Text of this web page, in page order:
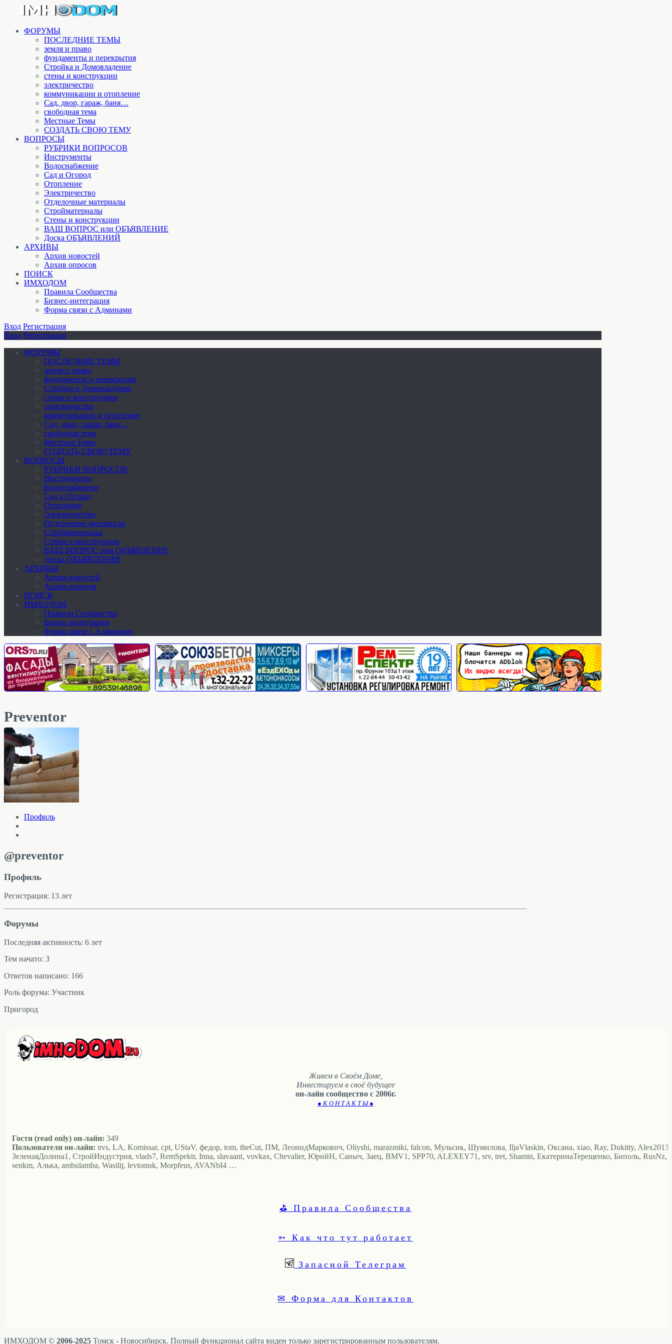
ФОРУМЫ
ПОСЛЕДНИЕ ТЕМЫ
земля и право
фундаменты и перекрытия
Стройка и Домовладение
стены и конструкции
электричество
коммуникации и отопление
Cад, двор, гараж, баня…
свободная тема
Местные Темы
СОЗДАТЬ СВОЮ ТЕМУ
ВОПРОСЫ
РУБРИКИ ВОПРОСОВ
Инструменты
Водоснабжение
Сад и Огород
Отопление
Электричество
Отделочные материалы
Стройматериалы
Стены и конструкции
ВАШ ВОПРОС или ОБЪЯВЛЕНИЕ
Доска ОБЪЯВЛЕНИЙ
АРХИВЫ
Архив новостей
Архив опросов
ПОИСК
ИМХОДОМ
Правила Сообщества
Бизнес-интеграция
Форма связи с Админами
Вход Регистрация
Вход Регистрация
ФОРУМЫ
ПОСЛЕДНИЕ ТЕМЫ
земля и право
фундаменты и перекрытия
Стройка и Домовладение
стены и конструкции
электричество
коммуникации и отопление
Cад, двор, гараж, баня…
свободная тема
Местные Темы
СОЗДАТЬ СВОЮ ТЕМУ
ВОПРОСЫ
РУБРИКИ ВОПРОСОВ
Инструменты
Водоснабжение
Сад и Огород
Отопление
Электричество
Отделочные материалы
Стройматериалы
Стены и конструкции
ВАШ ВОПРОС или ОБЪЯВЛЕНИЕ
Доска ОБЪЯВЛЕНИЙ
АРХИВЫ
Архив новостей
Архив опросов
ПОИСК
ИМХОДОМ
Правила Сообщества
Бизнес-интеграция
Форма связи с Админами
Preventor
Профиль
@preventor
Профиль
Регистрация: 13 лет
Форумы
Последняя активность: 6 лет
Тем начато: 3
Ответов написано: 166
Роль форума: Участник
Пригород
Живем в Своём Доме,
Инвестируем в своё будущее
он-лайн сообщество с 2006г.
● К О Н Т А К Т Ы ●
Гости (read only) он-лайн: 349
Пользователи он-лайн: nvs, LA, Komissar, cpt, UStaV, федор, tom, theCut, ПМ, ЛеонидМаркович, Oliyshi, marazmiki, falcon, Мульсик, Шумилова, IljaVlaskin, Оксана, xiao, Ray, Dukitty, Alex2013,
ЗеленаяДолина1, СтройИндустрия, vlads7, RemSpektr, Inna, slavaant, vovkax, Chevalier, ЮрийН, Саныч, Заец, BMV1, SPP70, ALEXEY71, srv, tret, Shamin, ЕкатеринаТерещенко, Биполь, RusNz,
senkm, Алька, ambulamba, Wasilij, levtomsk, Morpfeus, AVANbI4 …
⛳ Правила Сообщества
➳ Как что тут работает
Запасной Телеграм
✉ Форма для Контактов
ИМХОДОМ © 2006-2025 Томск - Новосибирск. Полный функционал сайта виден только зарегистрированным пользователям.